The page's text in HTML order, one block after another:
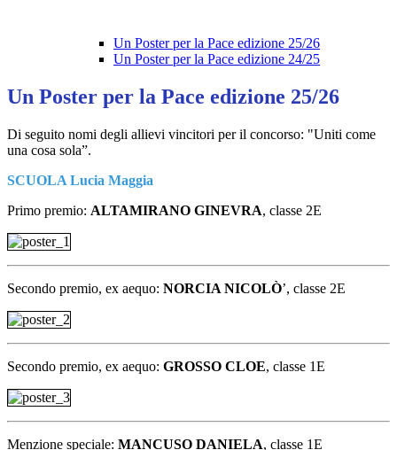
Un Poster per la Pace edizione 25/26
Un Poster per la Pace edizione 24/25
Un Poster per la Pace edizione 25/26
Di seguito nomi degli allievi vincitori per il concorso: "Uniti come
una cosa sola”.
SCUOLA Lucia Maggia
Primo premio: ALTAMIRANO GINEVRA, classe 2E
Secondo premio, ex aequo: NORCIA NICOLÒ’, classe 2E
Secondo premio, ex aequo: GROSSO CLOE, classe 1E
Menzione speciale: MANCUSO DANIELA, classe 1E